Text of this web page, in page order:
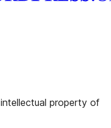
property of